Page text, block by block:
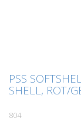
PSS
SHELL, ROT/
804